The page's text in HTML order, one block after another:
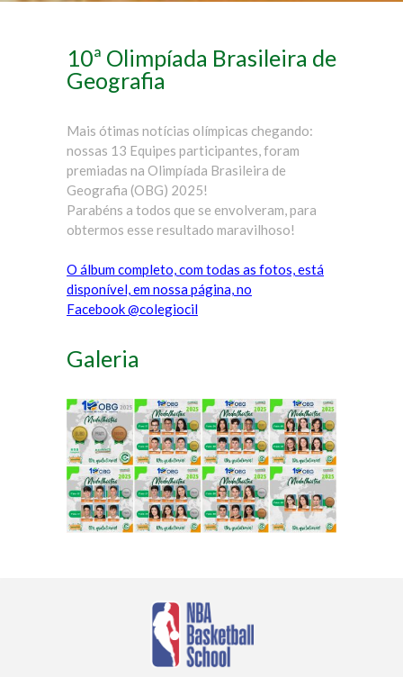
10ª Olimpíada Brasileira de
Geografia
Mais ótimas notícias olímpicas chegando:
nossas 13 Equipes participantes, foram
premiadas na Olimpíada Brasileira de
Geografia (OBG) 2025!
Parabéns a todos que se envolveram, para
obtermos esse resultado maravilhoso!
O álbum completo, com todas as fotos, está
disponível, em nossa página, no
Facebook @colegiocil
Galeria